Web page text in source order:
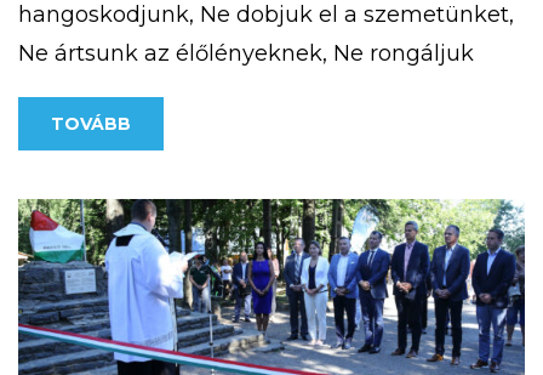
hangoskodjunk, Ne dobjuk el a szemetünket,
Ne ártsunk az élőlényeknek, Ne rongáljuk
meg a mások által létrehozott erdei
objektumokat. Megfelelő felszerelés megléte
rövidebb túrát […]
TOVÁBB